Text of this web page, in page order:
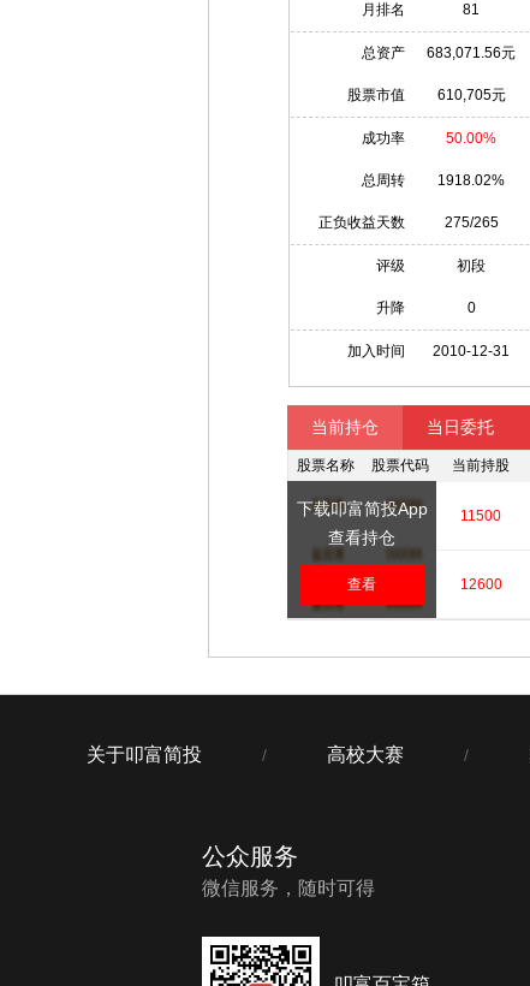
月排名 81
总资产 683,071.56元
股票市值 610,705元
成功率 50.00%
总周转 1918.02%
正负收益天数 275/265
评级 初段
升降 0
加入时间 2010-12-31
当前持仓 当日委托
股票名称 股票代码 当前持股
**** **** 11500
12600
下载叩富简投App
查看持仓
查看
关于叩富简投 / 高校大赛 /
公众服务
微信服务，随时可得